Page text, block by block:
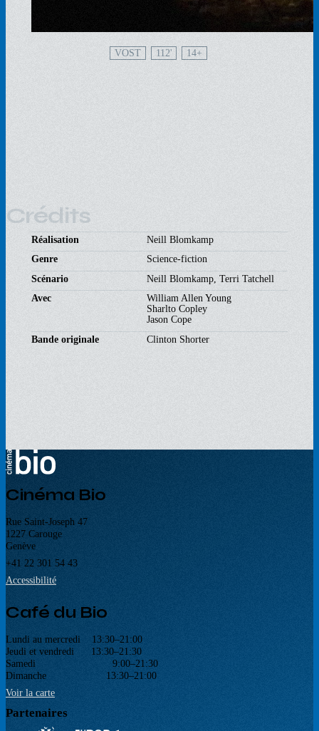
VOST 112' 14
Crédits
Réalisation
Neill Blomkamp
Genre
Science-fiction
Scénario
Neill Blomkamp, Terri Tatchell
Avec
William Allen Young
Sharlto Copley
Jason Cope
Bande originale
Clinton Shorter
Cinéma Bio
Rue Saint-Joseph 47
1227 Carouge
Genève
+41 22 301 54 43
Accessibilité
Café du Bio
Lundi au mercredi 13:30–21:00
Jeudi et vendredi 13:30–21:30
Samedi 9:00–21:30
Dimanche 13:30–21:00
Voir la carte
Partenaires